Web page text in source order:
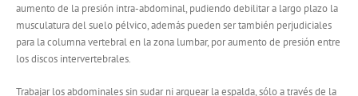
aumento de la presión intra-abdominal, pudiendo debilitar a largo plazo la
musculatura del suelo pélvico, además pueden ser también perjudiciales
para la columna vertebral en la zona lumbar, por aumento de presión entre
los discos intervertebrales.
Trabajar los abdominales sin sudar ni arquear la espalda, sólo a través de la